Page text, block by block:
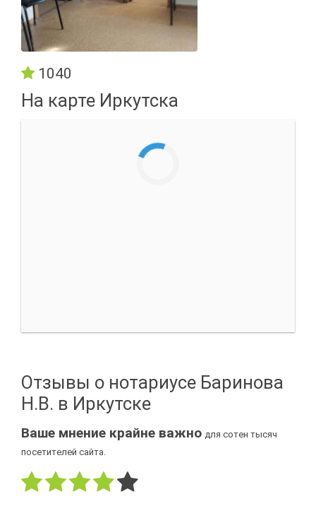
1040
На карте Иркутска
Отзывы о нотариусе Баринова
Н.В. в Иркутске
Ваше мнение крайне важно для сотен тысяч
посетителей сайта.